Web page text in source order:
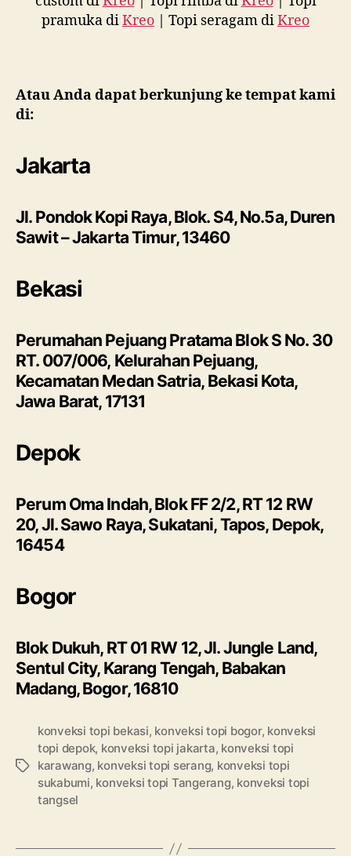
pramuka diKreo | Topi seragam diKreo
Atau Anda dapat berkunjung ke tempat kami
di:
Jakarta
Jl. Pondok Kopi Raya, Blok. S4, No.5a, Duren
Sawit – Jakarta Timur, 13460
Bekasi
Perumahan Pejuang Pratama Blok S No. 30
RT. 007/006, Kelurahan Pejuang,
Kecamatan Medan Satria, Bekasi Kota,
Jawa Barat, 17131
Depok
Perum Oma Indah, Blok FF 2/2, RT 12 RW
20, Jl. Sawo Raya, Sukatani, Tapos, Depok,
16454
Bogor
Blok Dukuh, RT 01 RW 12, Jl. Jungle Land,
Sentul City, Karang Tengah, Babakan
Madang, Bogor, 16810
Tags
konveksi topi bekasi, konveksi topi bogor, konveksi
topi depok, konveksi topi jakarta, konveksi topi
karawang, konveksi topi serang, konveksi topi
sukabumi, konveksi topi Tangerang, konveksi topi
tangsel